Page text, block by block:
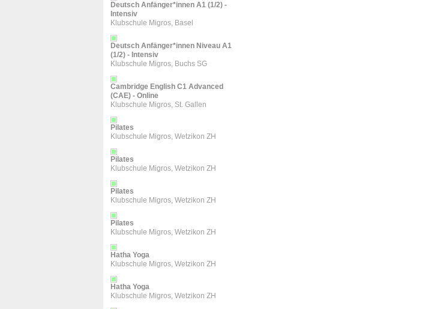
Deutsch Anfänger*innen A1 (1/2) -
Intensiv
Klubschule Migros, Basel
Deutsch Anfänger*innen Niveau A1
(1/2) - Intensiv
Klubschule Migros, Buchs SG
Cambridge English C1 Advanced
(CAE) - Online
Klubschule Migros, St. Gallen
Pilates
Klubschule Migros, Wetzikon ZH
Pilates
Klubschule Migros, Wetzikon ZH
Pilates
Klubschule Migros, Wetzikon ZH
Pilates
Klubschule Migros, Wetzikon ZH
Hatha Yoga
Klubschule Migros, Wetzikon ZH
Hatha Yoga
Klubschule Migros, Wetzikon ZH